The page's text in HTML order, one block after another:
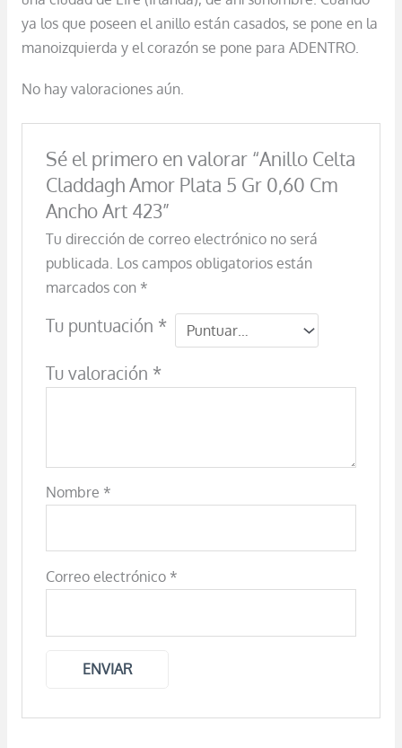
ya los que poseen el anillo están casados, se pone en la
manoizquierda y el corazón se pone para ADENTRO.
No hay valoraciones aún.
Sé el primero en valorar “Anillo Celta
Claddagh Amor Plata 5 Gr 0,60 Cm
Ancho Art 423”
Tu dirección de correo electrónico no será
publicada. Los campos obligatorios están
marcados con *
Tu puntuación *
Tu valoración *
Nombre *
Correo electrónico *